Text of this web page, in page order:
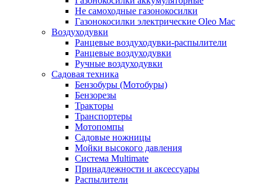
Не самоходные газонокосилки
Газонокосилки электрические Oleo Mac
Воздуходувки
Ранцевые воздуходувки-распылители
Ранцевые воздуходувки
Ручные воздуходувки
Садовая техника
Бензобуры (Мотобуры)
Бензорезы
Тракторы
Транспортеры
Мотопомпы
Садовые ножницы
Мойки высокого давления
Система Multimate
Принадлежности и аксессуары
Распылители